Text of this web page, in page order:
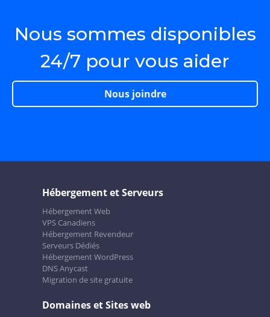
Nous sommes disponibles
24/7 pour vous aider
Nous joindre
Hébergement et Serveurs
Hébergement Web
VPS Canadiens
Hébergement Revendeur
Serveurs Dédiés
Hébergement WordPress
DNS Anycast
Migration de site gratuite
Domaines et Sites web